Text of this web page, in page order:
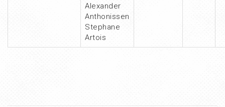
Alexander
Anthonissen
Stephane
Artois